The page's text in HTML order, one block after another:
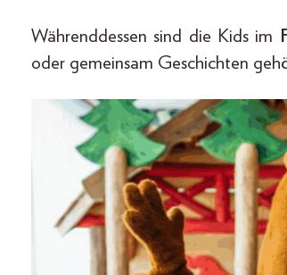
Währenddessen sind die Kids im
oder gemeinsam Geschichten